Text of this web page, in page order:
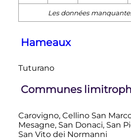
Les données
Hameaux
Tuturano
Communes
Carovigno, Cellino San
Mesagne, San Donaci, San
San Vito dei Normanni